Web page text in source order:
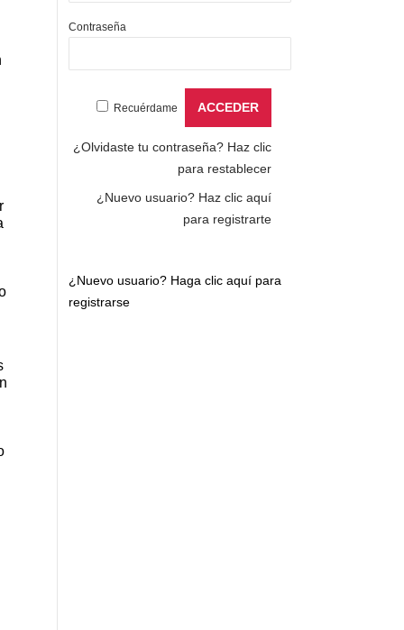
Contraseña
Recuérdame
¿Olvidaste tu contraseña? Haz clic
para restablecer
¿Nuevo usuario? Haz clic aquí
para registrarte
¿Nuevo usuario? Haga clic aquí para
registrarse